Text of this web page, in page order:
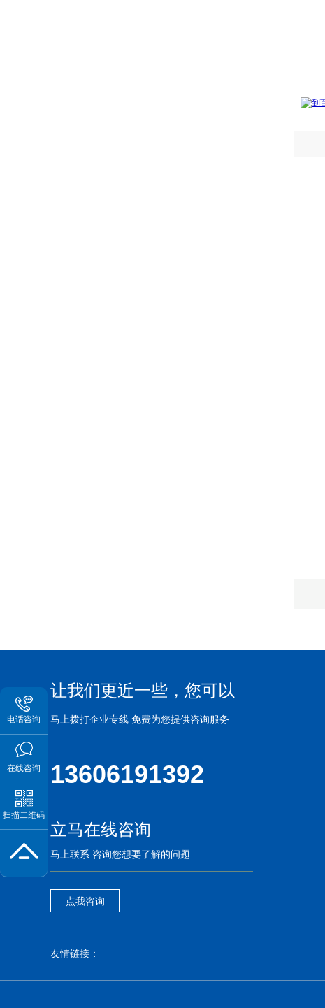
让我们更近一些，您可以
马上拨打企业专线 免费为您提供咨询服务
13606191392
立马在线咨询
马上联系 咨询您想要了解的问题
点我咨询
友情链接：
电话咨询
在线咨询
扫描二维码